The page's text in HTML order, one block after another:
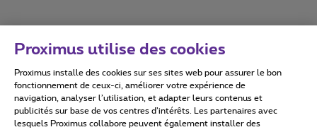
Conditions d'utilisation Accessibility statement
Proximus utilise des cookies
Proximus installe des cookies sur ses sites web pour assurer le bon
fonctionnement de ceux-ci, améliorer votre expérience de
navigation, analyser l’utilisation, et adapter leurs contenus et
publicités sur base de vos centres d’intérêts. Les partenaires avec
lesquels Proximus collabore peuvent également installer des